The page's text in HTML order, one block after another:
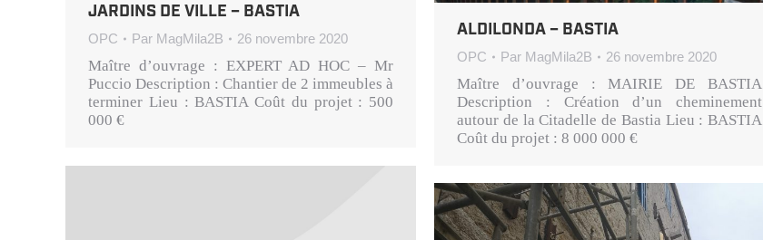
JARDINS DE VILLE – BASTIA
OPC Par MagMila2B 26 novembre 2020
Maître d’ouvrage : EXPERT AD HOC – Mr
Puccio Description : Chantier de 2 immeubles à
terminer Lieu : BASTIA Coût du projet : 500
000 €
ALDILONDA – BASTIA
OPC Par MagMila2B 26 novembre 2020
Maître d’ouvrage : MAIRIE DE BASTIA
Description : Création d’un cheminement
autour de la Citadelle de Bastia Lieu : BASTIA
Coût du projet : 8 000 000 €